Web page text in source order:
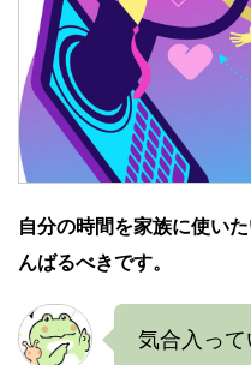
自分の時間を家族に使い
んばるべきです。
気合入っ